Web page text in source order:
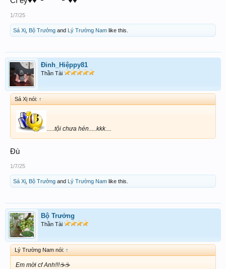
1/7/25
Sá Xị Bộ Trưởng and Lý Trường Nam like this.
Đinh_Hiệppy81
Thần Tài
Sá Xị nói: ↑
.....tội chưa hén.....kkk....
Đù
1/7/25
Sá Xị Bộ Trưởng and Lý Trường Nam like this.
Bộ Trưởng
Thần Tài
Lý Trường Nam nói: ↑
Em mời cf Anh!!!☕️☕️